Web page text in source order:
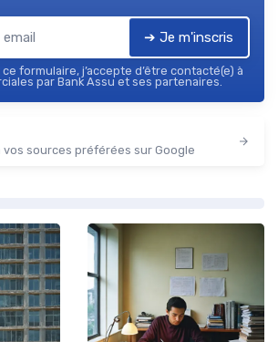
➔ Je m'inscris
formulaire, j’accepte d’être contacté(e) à
par Bank Assu et ses partenaires.
sources préférées sur Google